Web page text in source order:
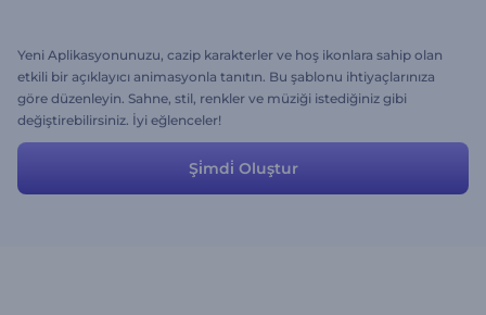
Yeni Aplikasyonunuzu, cazip karakterler ve hoş ikonlara sahip olan
etkili bir açıklayıcı animasyonla tanıtın. Bu şablonu ihtiyaçlarınıza
göre düzenleyin. Sahne, stil, renkler ve müziği istediğiniz gibi
değiştirebilirsiniz. İyi eğlenceler!
Şi̇mdi̇ Oluştur